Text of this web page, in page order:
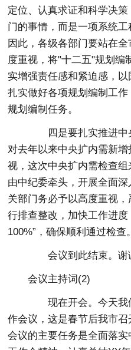
定位、认真求证和科学决
门的事情，而是一项系统工
因此，各级各部门要站在
度重视，将"十二五"规划编
实增强责任感和紧迫感，以
扎实做好各项规划编制工
规划编制任务。
四是要扎实推进中
对去年以来中央扩内需新
视，这次中央扩内需检查
由中纪委牵头，开展全面
关部门务必予以高度重视
行排查整改，加快工作进
100%”，确保顺利通过检查。
会议到此结束。谢
会议主持词(2)
现在开会。今天我
作会议，这是春节后我市
会议的主要任务是全面落